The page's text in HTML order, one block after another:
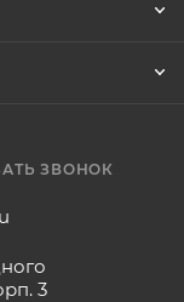
ЗВОНОК
3